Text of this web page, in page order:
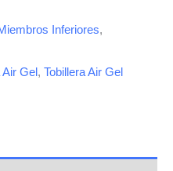
Inferiores,
Air Gel, Tobillera Air Gel